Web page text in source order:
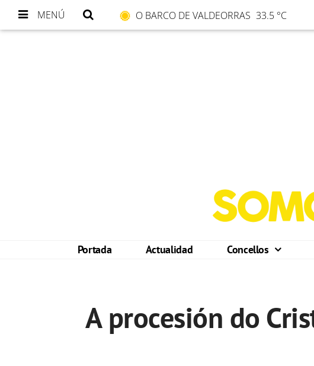
MENÚ O BARCO DE VALDEORRAS 33.5 °C
Portada Actualidad Concellos
A procesión do